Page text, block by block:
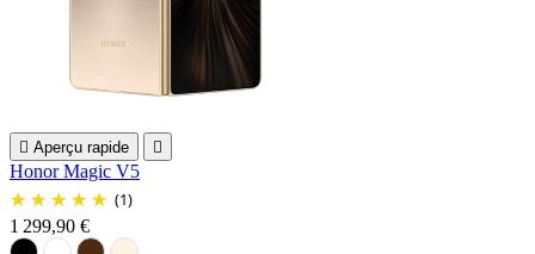
 Aperçu rapide 
Honor Magic V5
(1)
1 299,90 €